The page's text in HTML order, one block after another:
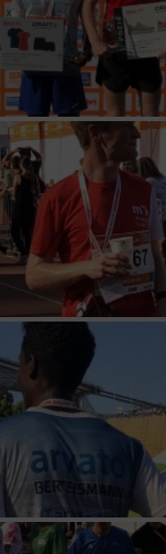
genauer Standortdaten
von aktiv angeforderten
identifizieren